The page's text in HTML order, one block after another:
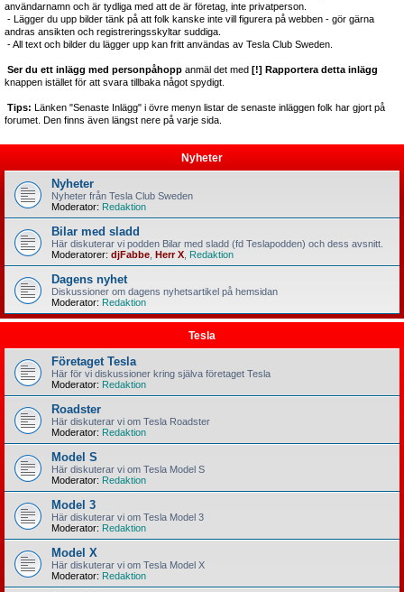
användarnamn och är tydliga med att de är företag, inte privatperson.
- Lägger du upp bilder tänk på att folk kanske inte vill figurera på webben - gör gärna
andras ansikten och registreringsskyltar suddiga.
- All text och bilder du lägger upp kan fritt användas av Tesla Club Sweden.
Ser du ett inlägg med personpåhopp anmäl det med [!] Rapportera detta inlägg
knappen istället för att svara tillbaka något spydigt.
Tips: Länken "Senaste Inlägg" i övre menyn listar de senaste inläggen folk har gjort på
forumet. Den finns även längst nere på varje sida.
Nyheter
Nyheter
Nyheter från Tesla Club Sweden
Moderator: Redaktion
Bilar med sladd
Här diskuterar vi podden Bilar med sladd (fd Teslapodden) och dess avsnitt.
Moderatorer: djFabbe Herr X Redaktion
Dagens nyhet
Diskussioner om dagens nyhetsartikel på hemsidan
Moderator: Redaktion
Tesla
Företaget Tesla
Här för vi diskussioner kring själva företaget Tesla
Moderator: Redaktion
Roadster
Här diskuterar vi om Tesla Roadster
Moderator: Redaktion
Model S
Här diskuterar vi om Tesla Model S
Moderator: Redaktion
Model 3
Här diskuterar vi om Tesla Model 3
Moderator: Redaktion
Model X
Här diskuterar vi om Tesla Model X
Moderator: Redaktion